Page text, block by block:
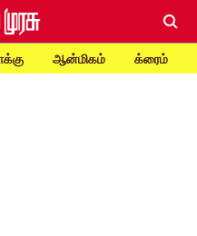
ஆன்மிகம் க்ரைம்